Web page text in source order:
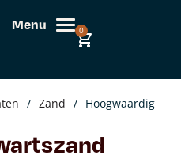
Menu 0
/ Zand / Hoogwaardig